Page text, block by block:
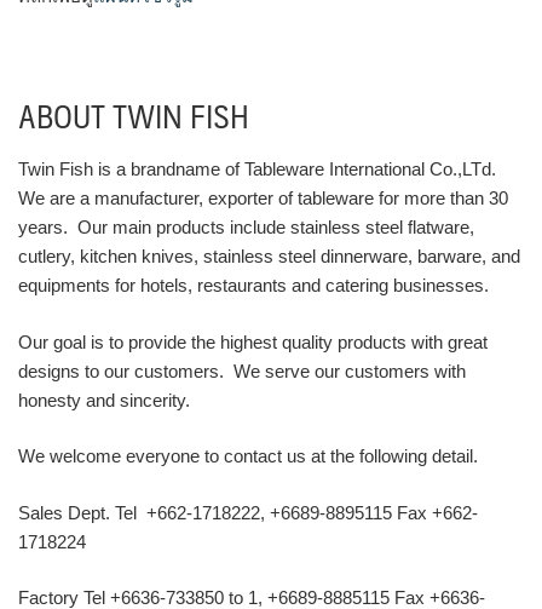
ABOUT TWIN FISH
Twin Fish is a brandname of Tableware International Co.,LTd.
We are a manufacturer, exporter of tableware for more than 30
years. Our main products include stainless steel flatware,
cutlery, kitchen knives, stainless steel dinnerware, barware, and
equipments for hotels, restaurants and catering businesses.
Our goal is to provide the highest quality products with great
designs to our customers. We serve our customers with
honesty and sincerity.
We welcome everyone to contact us at the following detail.
Sales Dept. Tel +662-1718222, +6689-8895115 Fax +662-
1718224
Factory Tel +6636-733850 to 1, +6689-8885115 Fax +6636-